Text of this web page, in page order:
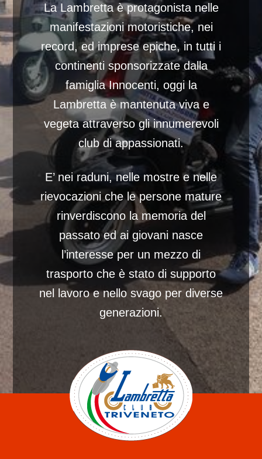
La Lambretta è protagonista nelle
manifestazioni motoristiche, nei
record, ed imprese epiche, in tutti i
continenti sponsorizzate dalla
famiglia Innocenti, oggi la
Lambretta è mantenuta viva e
vegeta attraverso gli innumerevoli
club di appassionati.
E’ nei raduni, nelle mostre e nelle
rievocazioni che le persone mature
rinverdiscono la memoria del
passato ed ai giovani nasce
l’interesse per un mezzo di
trasporto che è stato di supporto
nel lavoro e nello svago per diverse
generazioni.